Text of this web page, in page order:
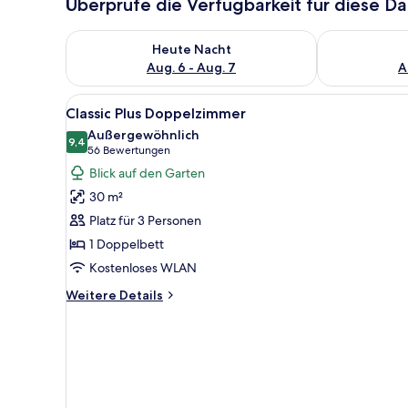
Heute Nacht
Aug. 6 - Aug. 7
Überprüfe die Verfügbarkeit für heute Nacht, Aug. 6
Überprüfe
Alle
Fotos
für
Classic
Plus
Doppelzimmer
anzeigen
Ein Hotelzimmer mit einem
7
Classic Plus Doppelzimmer
9,49,4 von 10
Außergewöhnlich
56 Bewertungen
(56
Bewertungen)
Blick auf den Garten
30 m²
Platz für 3 Personen
1 Doppelbett
Kostenloses WLAN
Weitere Details
Weitere